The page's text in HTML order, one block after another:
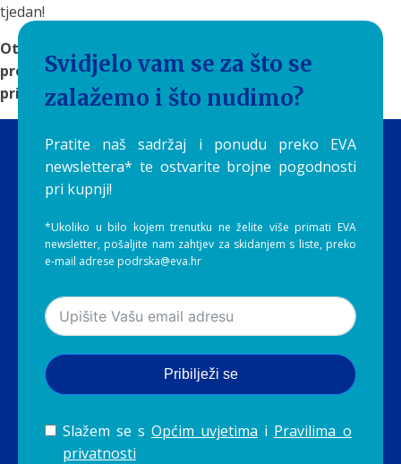
tjedan!
Otkrijte
rješenja za filtriranje vode
pronađite sustav koji će čistu i ukusnu vodu učiniti
prirodnim dijelom vaše svakodnevice.
Svidjelo vam se za što se
zalažemo i što nudimo?
Pratite naš sadržaj i ponudu preko EVA
newslettera* te ostvarite brojne pogodnosti
pri kupnji!
*Ukoliko u bilo kojem trenutku ne želite više primati EVA
newsletter, pošaljite nam zahtjev za skidanjem s liste, preko
e-mail adrese podrska@eva.hr
Pribilježi se
Slažem se s Općim uvjetima i Pravilima o
privatnosti